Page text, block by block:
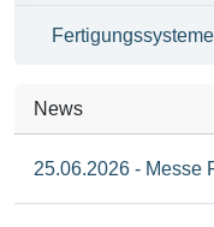
Fertigungssysteme
News
25.06.2026 - Messe